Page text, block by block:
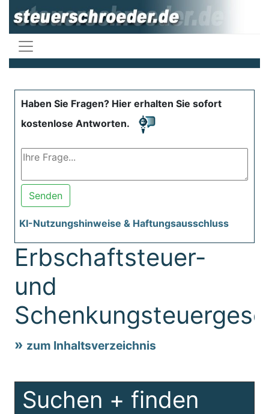
Haben Sie Fragen? Hier erhalten Sie sofort
kostenlose Antworten.
Senden
KI-Nutzungshinweise & Haftungsausschluss
Erbschaftsteuer-
und
zum Inhaltsverzeichnis
Suchen + finden